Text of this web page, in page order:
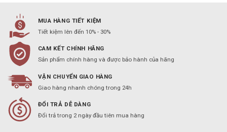
MUA HÀNG TIẾT KIỆM
Tiết kiệm lên đến 10% - 30%
CAM KẾT CHÍNH HÃNG
Sản phẩm chính hàng và được bảo hành của hãng
VẬN CHUYỂN GIAO HÀNG
Giao hàng nhanh chóng trong 24h
ĐỔI TRẢ DỄ DÀNG
Đổi trả trong 2 ngày đầu tiên mua hàng